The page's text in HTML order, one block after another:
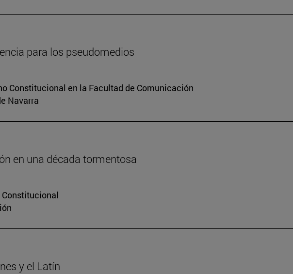
para los pseudomedios
Constitucional en la Facultad de Comunicación
Navarra
en una década tormentosa
y el Latín